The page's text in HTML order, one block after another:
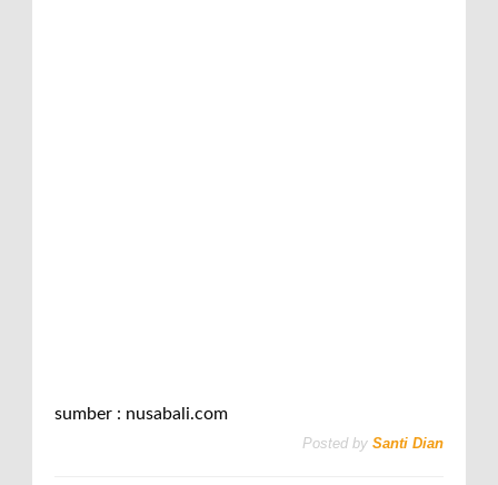
sumber : nusabali.com
Posted by Santi Dian